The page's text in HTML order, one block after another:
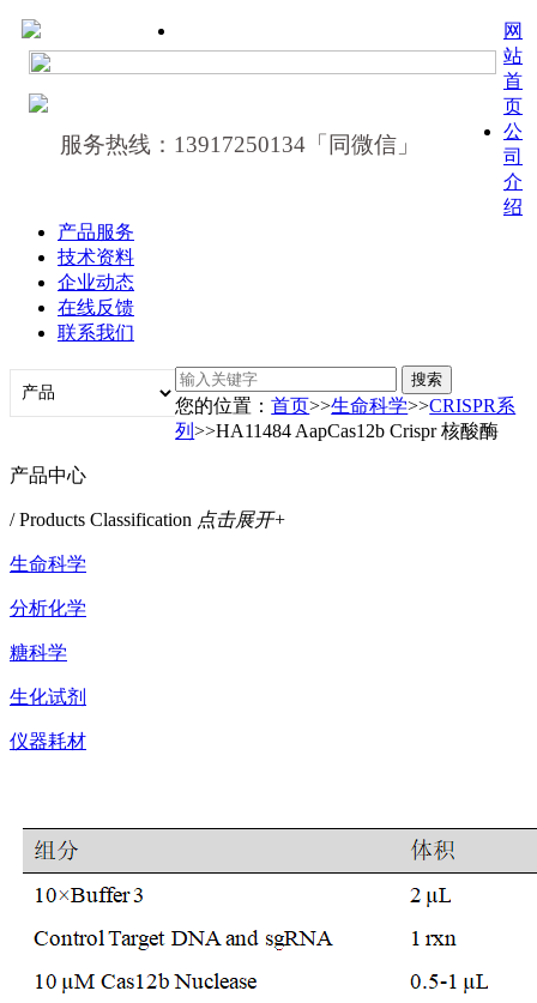
服务热线：13917250134「同微信」
网
站
首
页
公
司
介
绍
产品服务
技术资料
企业动态
在线反馈
联系我们
您的位置：首页>>生命科学>>CRISPR系
列>>HA11484 AapCas12b Crispr 核酸酶
产品中心
/ Products Classification 点击展开+
生命科学
分析化学
糖科学
生化试剂
仪器耗材